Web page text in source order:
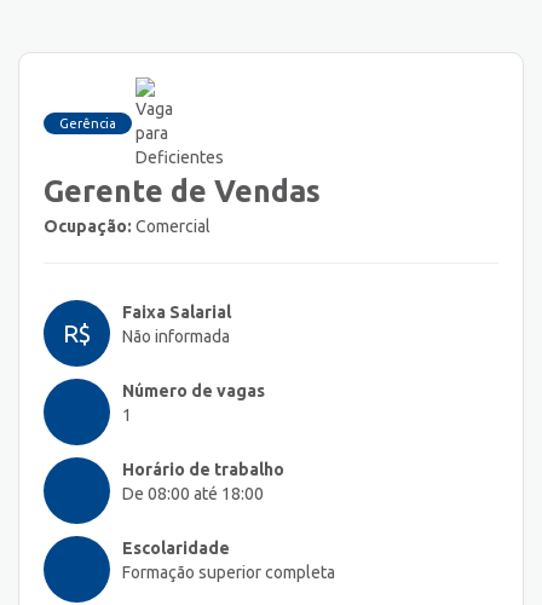
Gerência
Gerente de Vendas
Ocupação: Comercial
R$
Faixa Salarial
Não informada
Número de vagas
1
Horário de trabalho
De 08:00 até 18:00
Escolaridade
Formação superior completa